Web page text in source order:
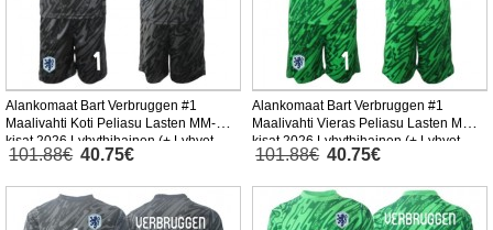
Alankomaat Bart Verbruggen #1
Maalivahti Koti Peliasu Lasten MM-
kisat 2026 Lyhythihainen (+ Lyhyet
housut)
101.88€ 40.75€
Alankomaat Bart Verbruggen #1
Maalivahti Vieras Peliasu Lasten MM-
kisat 2026 Lyhythihainen (+ Lyhyet
housut)
101.88€ 40.75€